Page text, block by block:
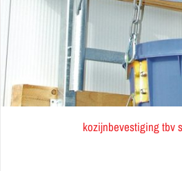
kozijnbevestiging tbv